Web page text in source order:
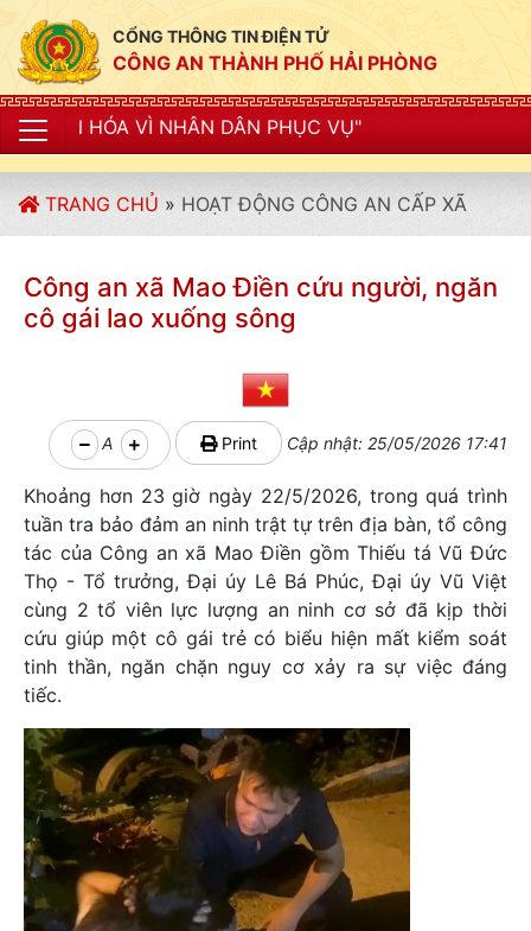
CỔNG THÔNG TIN ĐIỆN TỬ
CÔNG AN THÀNH PHỐ HẢI PHÒNG
DÂN PHỤC VỤ"
TRANG CHỦ » HOẠT ĐỘNG CÔNG AN CẤP XÃ
Công an xã Mao Điền cứu người, ngăn
cô gái lao xuống sông
A Print Cập nhật: 25/05/2026 17:41
Khoảng hơn 23 giờ ngày 22/5/2026, trong quá trình
tuần tra bảo đảm an ninh trật tự trên địa bàn, tổ công
tác của Công an xã Mao Điền gồm Thiếu tá Vũ Đức
Thọ - Tổ trưởng, Đại úy Lê Bá Phúc, Đại úy Vũ Việt
cùng 2 tổ viên lực lượng an ninh cơ sở đã kịp thời
cứu giúp một cô gái trẻ có biểu hiện mất kiểm soát
tinh thần, ngăn chặn nguy cơ xảy ra sự việc đáng
tiếc.